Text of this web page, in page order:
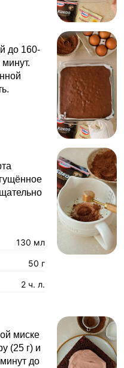
до 160-
130 мл
50 г
2 ч. л.
миске
(25 г) и
до